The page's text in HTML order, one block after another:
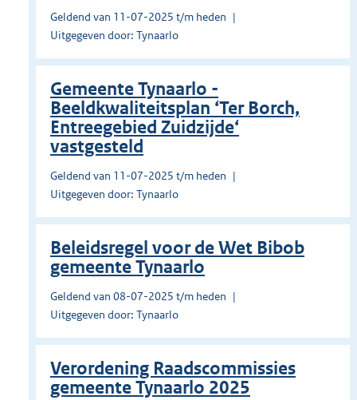
Geldend van 11-07-2025 t/m heden
Uitgegeven door: Tynaarlo
Gemeente Tynaarlo -
Beeldkwaliteitsplan ‘Ter Borch,
Entreegebied Zuidzijde‘
vastgesteld
Geldend van 11-07-2025 t/m heden
Uitgegeven door: Tynaarlo
Beleidsregel voor de Wet Bibob
gemeente Tynaarlo
Geldend van 08-07-2025 t/m heden
Uitgegeven door: Tynaarlo
Verordening Raadscommissies
gemeente Tynaarlo 2025